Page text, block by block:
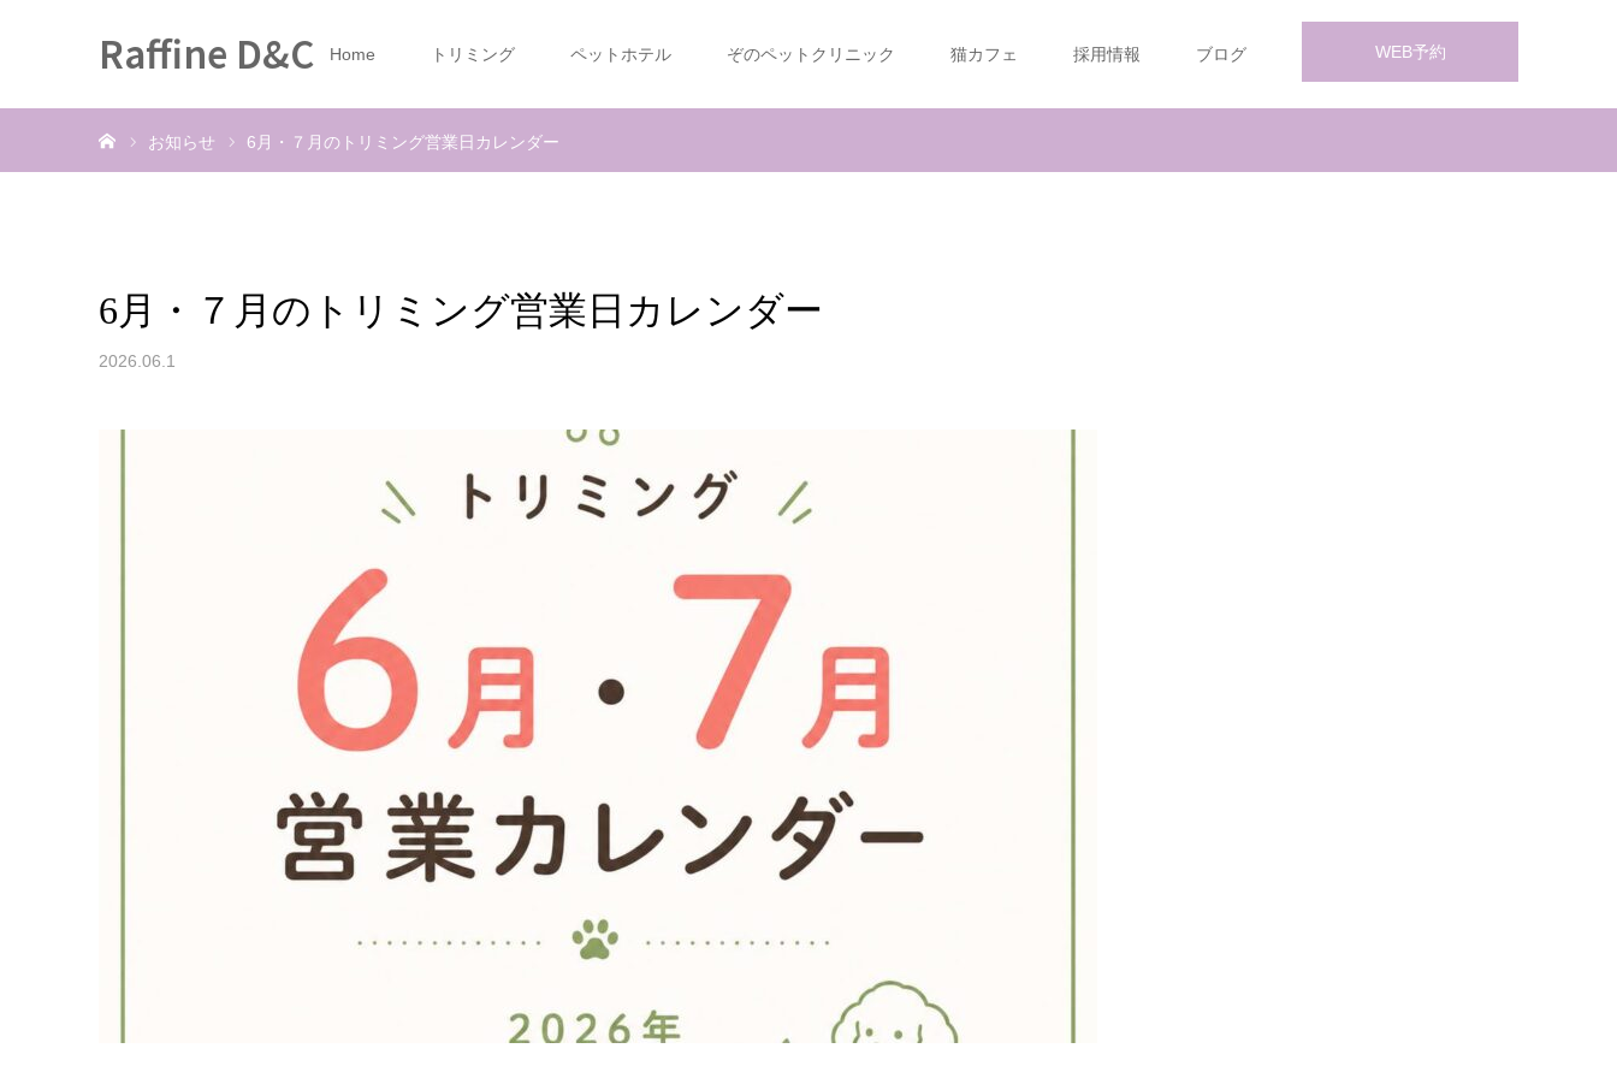
Raffine D&C WEB予約
Home トリミング ペットホテル ぞのペットクリニック 猫カフェ 採用情報 ブログ
お知らせ 6月・７月のトリミング営業日カレンダー
6月・７月のトリミング営業日カレンダー
2026.06.1